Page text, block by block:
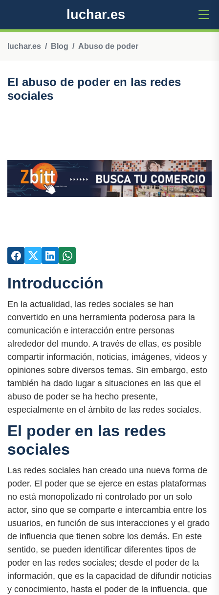
luchar.es
luchar.es Blog Abuso de poder
El abuso de poder en las redes
sociales
Introducción
En la actualidad, las redes sociales se han
convertido en una herramienta poderosa para la
comunicación e interacción entre personas
alrededor del mundo. A través de ellas, es posible
compartir información, noticias, imágenes, videos y
opiniones sobre diversos temas. Sin embargo, esto
también ha dado lugar a situaciones en las que el
abuso de poder se ha hecho presente,
especialmente en el ámbito de las redes sociales.
El poder en las redes
sociales
Las redes sociales han creado una nueva forma de
poder. El poder que se ejerce en estas plataformas
no está monopolizado ni controlado por un solo
actor, sino que se comparte e intercambia entre los
usuarios, en función de sus interacciones y el grado
de influencia que tienen sobre los demás. En este
sentido, se pueden identificar diferentes tipos de
poder en las redes sociales; desde el poder de la
información, que es la capacidad de difundir noticias
y conocimiento, hasta el poder de la influencia, que